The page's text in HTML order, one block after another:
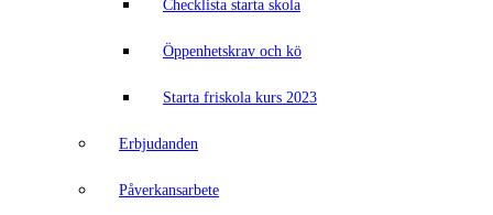
Checklista starta skola
Öppenhetskrav och kö
Starta friskola kurs 2023
Erbjudanden
Påverkansarbete